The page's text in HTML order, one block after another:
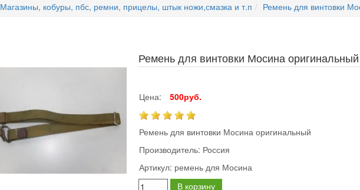
Магазины, кобуры, пбс, ремни, прицелы, штык ножи,смазка и т.п Ремень для винтовки
Ремень для винтовки Мосина оригинальный
Цена: 500руб.
Ремень для винтовки Мосина оригинальный
Производитель: Россия
Артикул: ремень для Мосина
В корзину